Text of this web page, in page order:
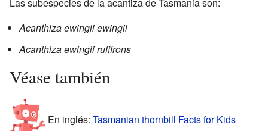
Las subespecies de la acantiza de Tasmania son:
Acanthiza ewingii ewingii
Acanthiza ewingii rufifrons
Véase también
En inglés: Tasmanian thornbill Facts for Kids